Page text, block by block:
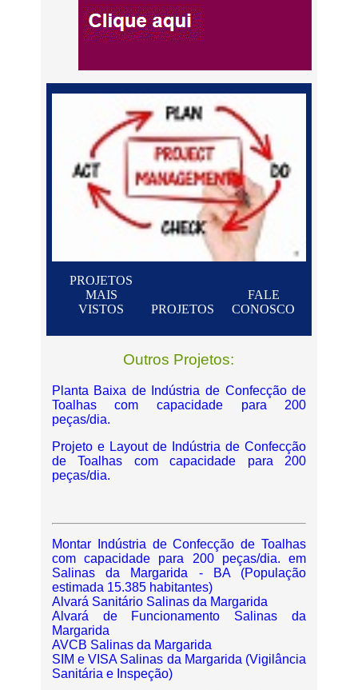
PROJETOS
MAIS
VISTOS
PROJETOS
FALE
CONOSCO
Outros Projetos:
Planta Baixa de Indústria de Confecção de
Toalhas com capacidade para 200
peças/dia.
Projeto e Layout de Indústria de Confecção
de Toalhas com capacidade para 200
peças/dia.
Montar Indústria de Confecção de Toalhas
com capacidade para 200 peças/dia. em
Salinas da Margarida - BA (População
estimada 15.385 habitantes)
Alvará Sanitário Salinas da Margarida
Alvará de Funcionamento Salinas da
Margarida
AVCB Salinas da Margarida
SIM e VISA Salinas da Margarida (Vigilância
Sanitária e Inspeção)